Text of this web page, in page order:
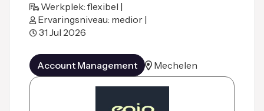
Werkplek: flexibel |
Ervaringsniveau: medior |
31 Jul 2026
Account Management Mechelen